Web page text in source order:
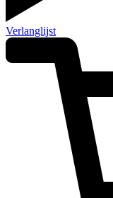
Verlanglijst